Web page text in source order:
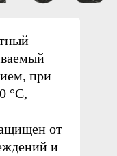
при
°C,
от
и